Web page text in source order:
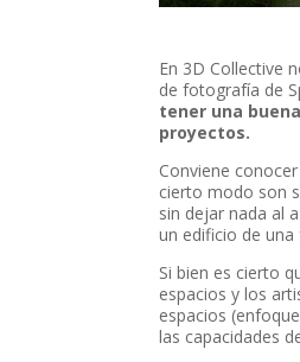
En 3D Collective
de fotografía de
tener una
proyectos.
Conviene
cierto modo son
sin dejar nada al
un edificio de
Si bien es cierto
espacios y los
espacios
las capacidades